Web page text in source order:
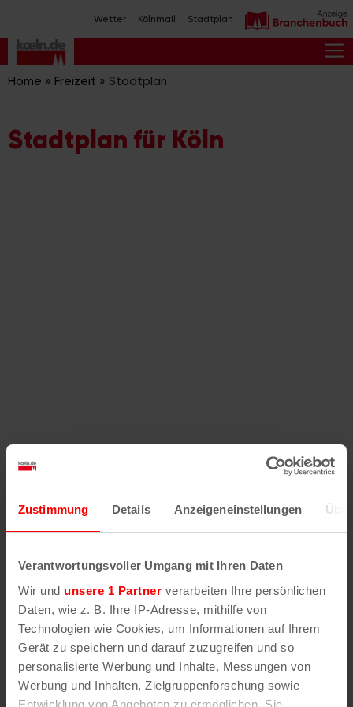
Zustimmung Details Anzeigeneinstellungen
Verantwortungsvoller Umgang mit Ihren Daten
Wir und unsere 1 Partner verarbeiten Ihre persönlichen
Daten, wie z. B. Ihre IP-Adresse, mithilfe von
Technologien wie Cookies, um Informationen auf Ihrem
Gerät zu speichern und darauf zuzugreifen und so
personalisierte Werbung und Inhalte, Messungen von
Werbung und Inhalten, Zielgruppenforschung sowie
Entwicklung von Angeboten zu ermöglichen. Sie
Inhalt
springen
Wetter Kölnmail Stadtplan
Home » Freizeit » Stadtplan
Stadtplan für Köln
Fehler/Problem melden
Darstellung des RVR-Kartenwerks
Stadtplanwerk
erhältst Du unsere koeln.de-Karte mit vielen
weiteren Details wie z.B. Hausnummern.
Unser Stadtplan basiert auf Daten des
OpenStreetMap
-Projekts (
© OpenStreetMap
Mitwirkende
) und von OpenCycleMap.org